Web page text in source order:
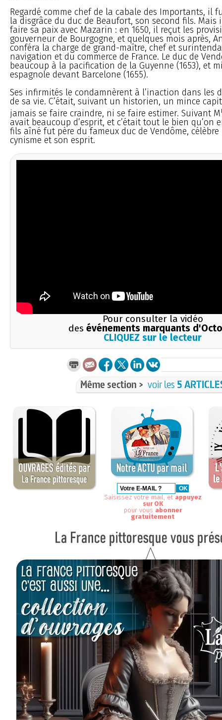
Regardé comme chef de la cabale des Importants, il
la disgrâce du duc de Beaufort, son second fils. Mais
faire sa paix avec Mazarin : en 1650, il reçut les
gouverneur de Bourgogne, et quelques mois après,
conféra la charge de grand-maître, chef et
navigation et du commerce de France. Le duc de
beaucoup à la pacification de la Guyenne (1653), et
espagnole devant Barcelone (1655).
Ses infirmités le condamnèrent à l’inaction dans les
de sa vie. C’était, suivant un historien, un mince
jamais se faire craindre, ni se faire estimer. Suivant M
avait beaucoup d’esprit, et c’était tout le bien qu’on
fils aîné fut père du fameux duc de Vendôme,
cynisme et son esprit.
Pour consulter la vidéo
des événements marquants
CLIQUEZ sur le lecteur
Même section > voir les 5
Saisissez votre mail, et appuyez
sur OK
pour vous abonner
gratuitement